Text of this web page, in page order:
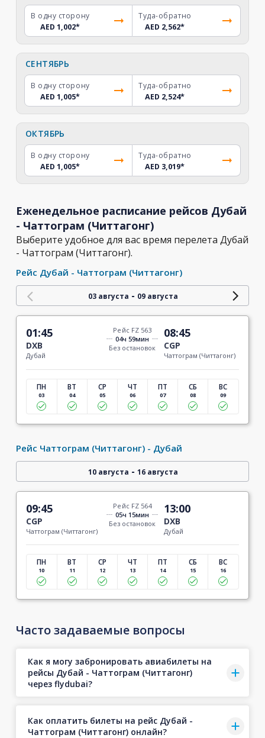
В одну сторону
AED 1,002*
Туда-обратно
AED 2,562*
СЕНТЯБРЬ
В одну сторону
AED 1,005*
Туда-обратно
AED 2,524*
ОКТЯБРЬ
В одну сторону
AED 1,005*
Туда-обратно
AED 3,019*
Еженедельное расписание рейсов Дубай
- Чаттограм (Читтагонг)
Выберите удобное для вас время перелета Дубай
- Чаттограм (Читтагонг).
Рейс Дубай - Чаттограм (Читтагонг)
03 августа - 09 августа
01:45
DXB
Дубай
Рейс FZ 563
04ч 59мин
Без остановок
08:45
CGP
Чаттограм (Читтагонг)
ПН
03
ВТ
04
СР
05
ЧТ
06
ПТ
07
СБ
08
ВС
09
Рейс Чаттограм (Читтагонг) - Дубай
10 августа - 16 августа
09:45
CGP
Чаттограм (Читтагонг)
Рейс FZ 564
05ч 15мин
Без остановок
13:00
DXB
Дубай
ПН
10
ВТ
11
СР
12
ЧТ
13
ПТ
14
СБ
15
ВС
16
Часто задаваемые вопросы
Как я могу забронировать авиабилеты на
рейсы Дубай - Чаттограм (Читтагонг)
через flydubai?
Как оплатить билеты на рейс Дубай -
Чаттограм (Читтагонг) онлайн?